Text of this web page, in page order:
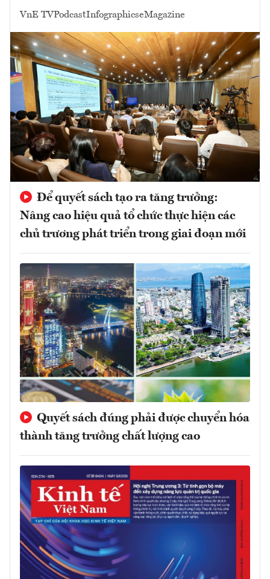
VnE TVPodcastInfographicseMagazine
Để quyết sách tạo ra tăng trưởng:
Nâng cao hiệu quả tổ chức thực hiện các
chủ trương phát triển trong giai đoạn mới
Quyết sách đúng phải được chuyển hóa
thành tăng trưởng chất lượng cao